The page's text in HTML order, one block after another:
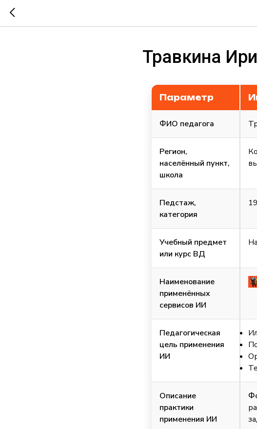
Травкина
Параметр
ФИО педагога
Регион,
населённый пункт,
школа
Педстаж,
категория
Учебный предмет
или курс ВД
Наименование
применённых
сервисов ИИ
Педагогическая
цель применения
ИИ
Описание
практики
применения ИИ